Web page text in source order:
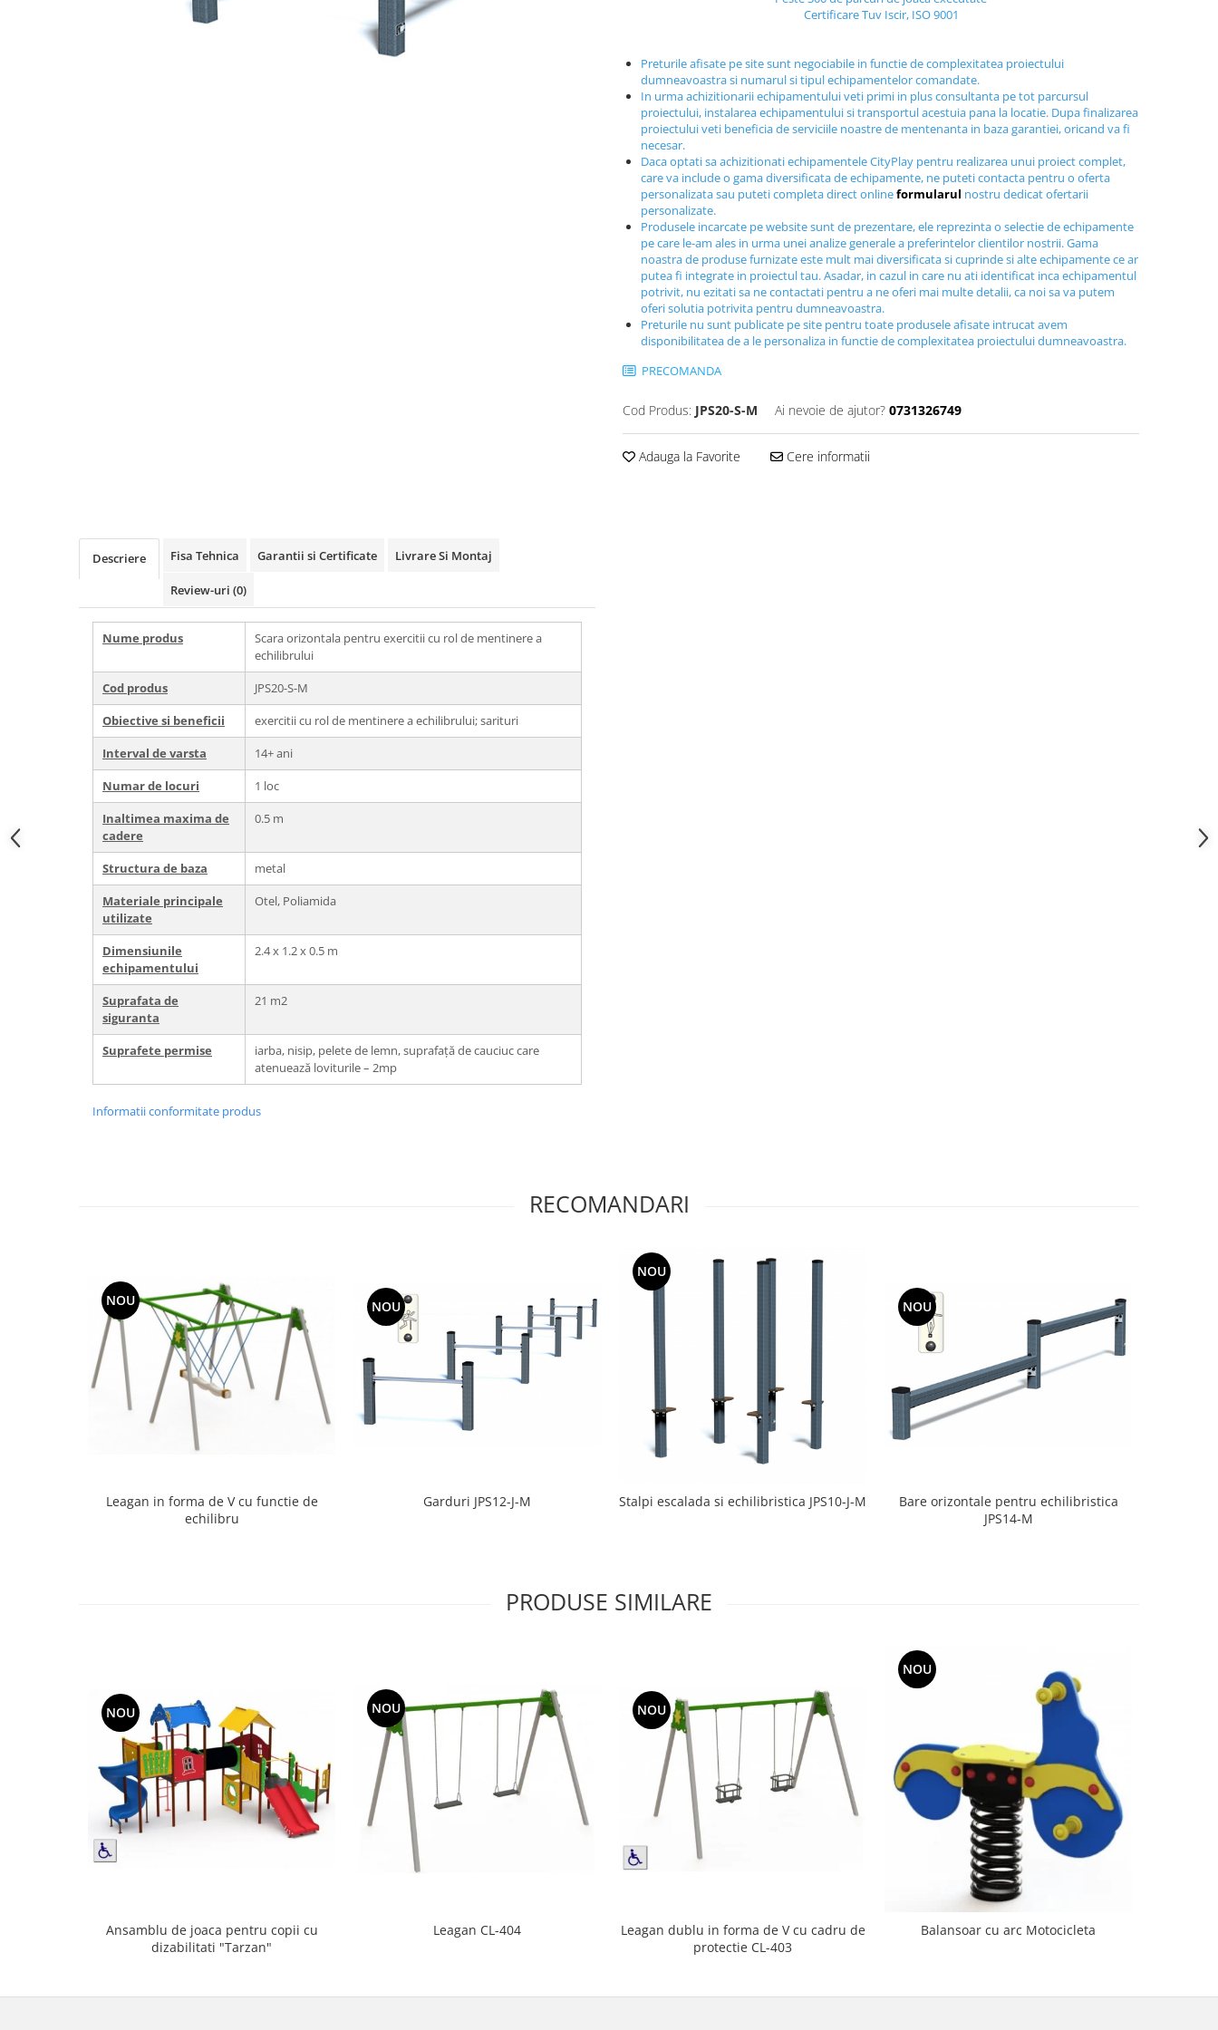
Panouri pentru informare/Marcaje
Foisoare si pergole
Certificare Tuv Iscir, ISO 9001
Preturile afisate pe site sunt negociabile in functie de complexitatea proiectului
dumneavoastra si numarul si tipul echipamentelor comandate.
In urma achizitionarii echipamentului veti primi in plus consultanta pe tot parcursul
proiectului, instalarea echipamentului si transportul acestuia pana la locatie. Dupa finalizarea
proiectului veti beneficia de serviciile noastre de mentenanta in baza garantiei, oricand va fi
necesar.
Daca optati sa achizitionati echipamentele CityPlay pentru realizarea unui proiect complet,
care va include o gama diversificata de echipamente, ne puteti contacta pentru o oferta
personalizata sau puteti completa direct onlineformularul nostru dedicat ofertarii
personalizate.
Produsele incarcate pe website sunt de prezentare, ele reprezinta o selectie de echipamente
pe care le-am ales in urma unei analize generale a preferintelor clientilor nostrii. Gama
noastra de produse furnizate este mult mai diversificata si cuprinde si alte echipamente ce ar
putea fi integrate in proiectul tau. Asadar, in cazul in care nu ati identificat inca echipamentul
potrivit, nu ezitati sa ne contactati pentru a ne oferi mai multe detalii, ca noi sa va putem
oferi solutia potrivita pentru dumneavoastra.
Preturile nu sunt publicate pe site pentru toate produsele afisate intrucat avem
disponibilitatea de a le personaliza in functie de complexitatea proiectului dumneavoastra.
PRECOMANDA
Cod Produs: JPS20-S-M Ai nevoie de ajutor? 0731326749
Adauga la Favorite Cere informatii
Descriere Fisa Tehnica Garantii si Certificate Livrare Si Montaj
Review-uri (0)
Nume produs
Scara orizontala pentru exercitii cu rol de mentinere a
echilibrului
Cod produs
JPS20-S-M
Obiective si beneficii
exercitii cu rol de mentinere a echilibrului; sarituri
Interval de varsta
14+ ani
Numar de locuri
1 loc
Inaltimea maxima de
cadere
0.5 m
Structura de baza
metal
Materiale principale
utilizate
Otel, Poliamida
Dimensiunile
echipamentului
2.4 x 1.2 x 0.5 m
Suprafata de
siguranta
21 m2
Suprafete permise
iarba, nisip, pelete de lemn, suprafață de cauciuc care
atenuează loviturile – 2mp
Informatii conformitate produs
RECOMANDARI
NOU
Leagan in forma de V cu functie de
echilibru
NOU
Garduri JPS12-J-M
NOU
Stalpi escalada si echilibristica JPS10-J-M
NOU
Bare orizontale pentru echilibristica
JPS14-M
PRODUSE SIMILARE
NOU
Ansamblu de joaca pentru copii cu
dizabilitati "Tarzan"
NOU
Leagan CL-404
NOU
Leagan dublu in forma de V cu cadru de
protectie CL-403
NOU
Balansoar cu arc Motocicleta